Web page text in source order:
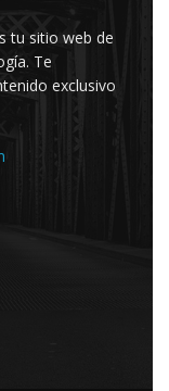
tu sitio web de
Te
exclusivo